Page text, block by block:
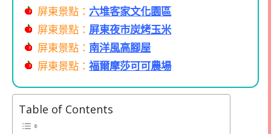
屏東景點： 六堆客家文化園區
屏東景點： 屏東夜市炭烤玉米
屏東景點： 南洋風高腳屋
屏東景點： 福爾摩莎可可農場
Table of Contents